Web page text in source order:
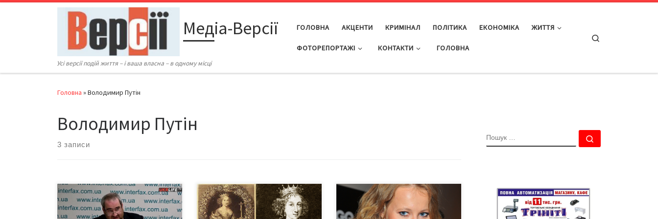
Перейти до вмісту
Медіа-Версії
Усі версії подій життя – і ваша власна – в одному місці
ГОЛОВНА АКЦЕНТИ КРИМІНАЛ ПОЛІТИКА ЕКОНОМІКА ЖИТТЯ
ФОТОРЕПОРТАЖІ КОНТАКТИ ГОЛОВНА
Головна »Володимир Путін
Володимир Путін
3 записи
Президент Центру інноваційного
консалтингу «КДА» Дмитро
Корнійчук об’єктивно окреслює
Минулорічна заява президента РФ
Володимира Путіна на зустрічі з
французьким лідером Емануелем
На початку вересня російські ЗМІ
написали, що Путіну на вибори
шукають жінку, яка стане таким собі
ПОШУК